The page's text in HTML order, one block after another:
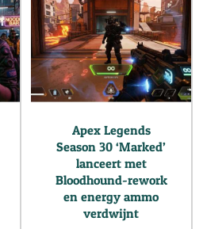
Apex Legends
Season 30 ‘Marked’
lanceert met
Bloodhound-rework
en energy ammo
verdwijnt